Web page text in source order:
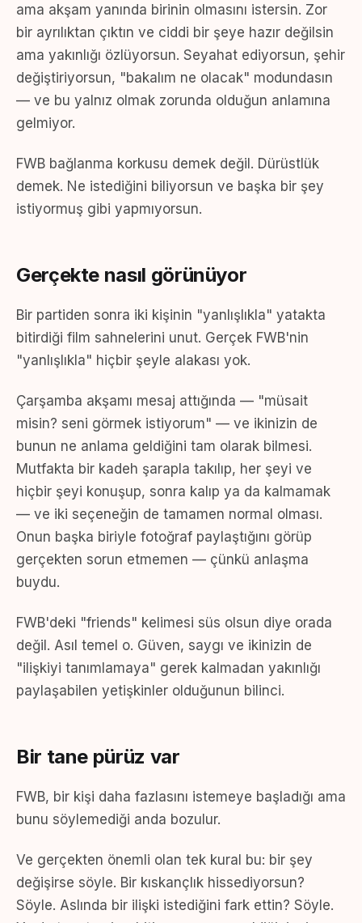
ama akşam yanında birinin olmasını istersin. Zor
bir ayrılıktan çıktın ve ciddi bir şeye hazır değilsin
ama yakınlığı özlüyorsun. Seyahat ediyorsun, şehir
değiştiriyorsun, "bakalım ne olacak" modundasın
— ve bu yalnız olmak zorunda olduğun anlamına
gelmiyor.
FWB bağlanma korkusu demek değil. Dürüstlük
demek. Ne istediğini biliyorsun ve başka bir şey
istiyormuş gibi yapmıyorsun.
Gerçekte nasıl görünüyor
Bir partiden sonra iki kişinin "yanlışlıkla" yatakta
bitirdiği film sahnelerini unut. Gerçek FWB'nin
"yanlışlıkla" hiçbir şeyle alakası yok.
Çarşamba akşamı mesaj attığında — "müsait
misin? seni görmek istiyorum" — ve ikinizin de
bunun ne anlama geldiğini tam olarak bilmesi.
Mutfakta bir kadeh şarapla takılıp, her şeyi ve
hiçbir şeyi konuşup, sonra kalıp ya da kalmamak
— ve iki seçeneğin de tamamen normal olması.
Onun başka biriyle fotoğraf paylaştığını görüp
gerçekten sorun etmemen — çünkü anlaşma
buydu.
FWB'deki "friends" kelimesi süs olsun diye orada
değil. Asıl temel o. Güven, saygı ve ikinizin de
"ilişkiyi tanımlamaya" gerek kalmadan yakınlığı
paylaşabilen yetişkinler olduğunun bilinci.
Bir tane pürüz var
FWB, bir kişi daha fazlasını istemeye başladığı ama
bunu söylemediği anda bozulur.
Ve gerçekten önemli olan tek kural bu: bir şey
değişirse söyle. Bir kıskançlık hissediyorsun?
Söyle. Aslında bir ilişki istediğini fark ettin? Söyle.